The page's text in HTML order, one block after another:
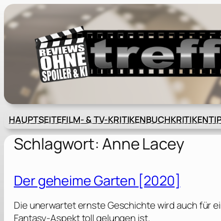
Zum
Inhalt
springen
HAUPTSEITEFILM- & TV-KRITIKENBUCHKRITIKEN
Schlagwort:Anne Lacey
Der geheime Garten [2020]
Die unerwartet ernste Geschichte wird auch für
Fantasy-Aspekt toll gelungen ist.